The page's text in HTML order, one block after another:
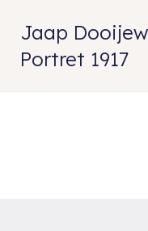
Jaap
Portret 1917